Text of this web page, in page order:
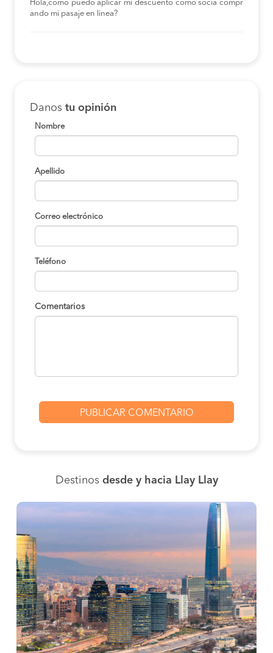
Hola,como puedo aplicar mi descuento como socia compr
ando mi pasaje en linea?
Danos tu opinión
Nombre
Apellido
Correo electrónico
Teléfono
Comentarios
Destinos desde y hacia Llay Llay